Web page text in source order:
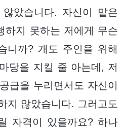
았습니다. 자신이 맡은
하지 못하는 저에게 무슨
니까? 개도 주인을 위해
당을 지킬 줄 아는데, 저
급을 누리면서도 자신이
지 않았습니다. 그러고도
자격이 있을까요? 하나